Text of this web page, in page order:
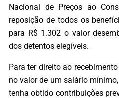
Nacional de Preços ao
reposição de todos os
para R$ 1.302 o valor
dos detentos elegíveis.
Para ter direito ao
no valor de um salário
tenha obtido contribuições